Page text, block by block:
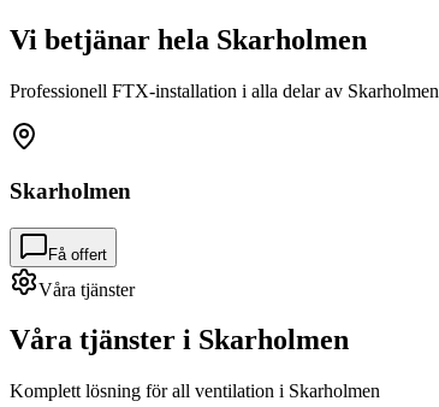
Vi betjänar hela Skarholmen
Professionell FTX-installation i alla delar av Skarholmen
Skarholmen
Få offert
Våra tjänster
Våra tjänster i Skarholmen
Komplett lösning för all ventilation i Skarholmen